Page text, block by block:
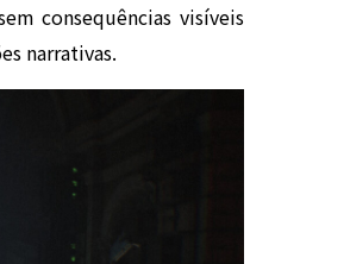
consequências visíveis
narrativas.